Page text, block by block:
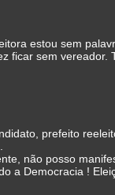
estou sem
ficar sem vereador.
prefeito
não posso
a Democracia !